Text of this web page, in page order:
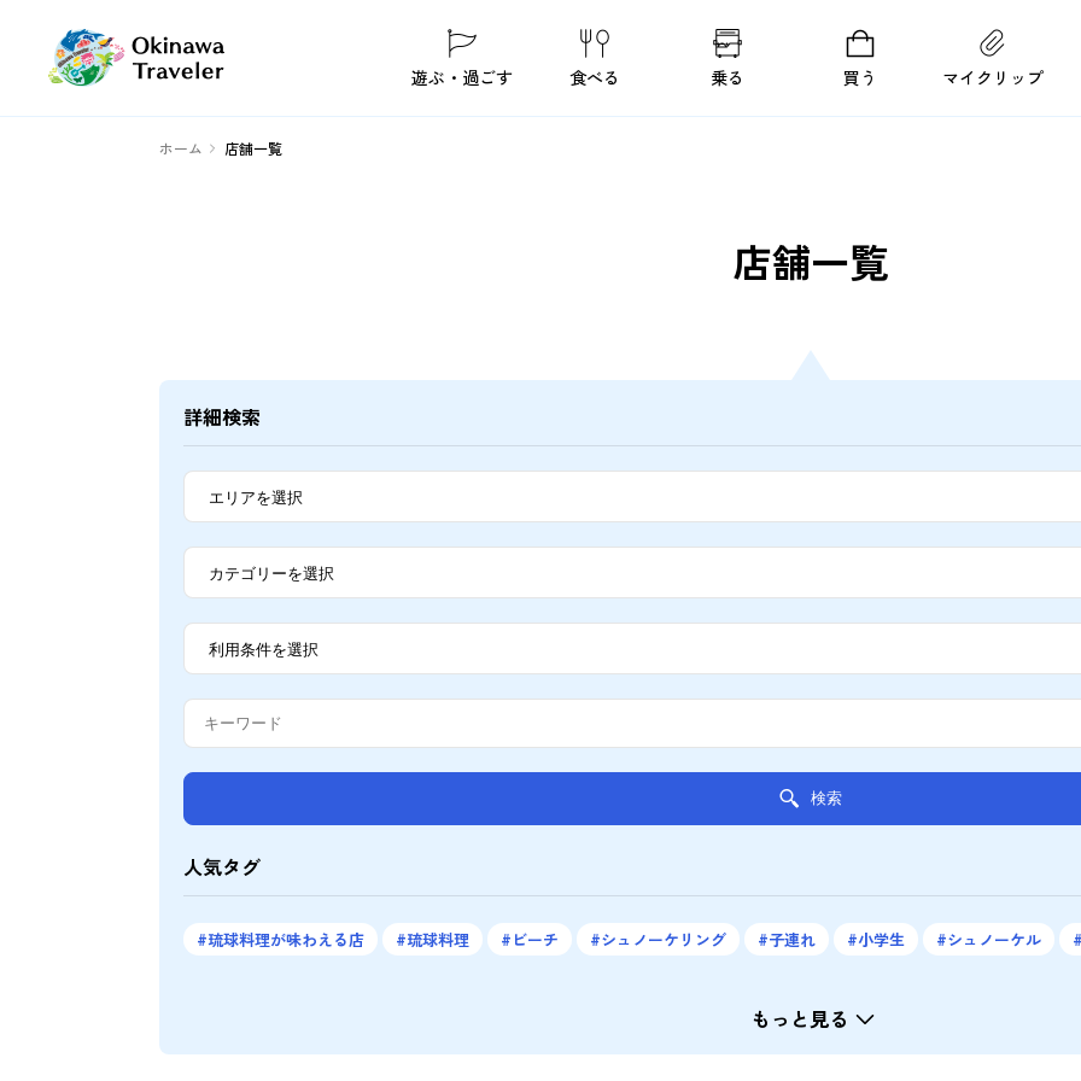
遊ぶ・過ごす 食べる 乗る 買う マイクリップ
ホーム 店舗一覧
店舗一覧
詳細検索
検索
人気タグ
琉球料理が味わえる店 琉球料理 ビーチ シュノーケリング 子連れ 小学生 シュノーケル
もっと見る